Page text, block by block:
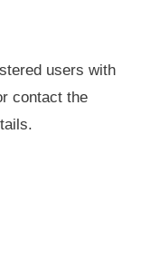
users with
contact the